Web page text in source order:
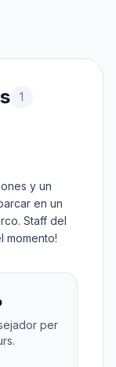
1
y un
en un
Staff del
momento!
per